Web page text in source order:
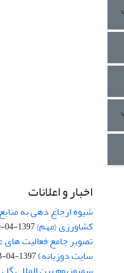
اخبار و اعلانات
شیوه ارجاع دهی به
کشاورزی {مهم}1397-04-19
تصویر جامع فعالیت
سایت دوزبانه)1397-04-03